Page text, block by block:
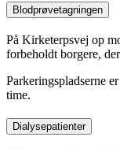
Blodprøvetagningen
På Kirketerpsvej op
forbeholdt borgere,
Parkeringspladserne
time.
Dialysepatienter